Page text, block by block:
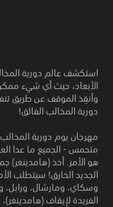
استكشف عالم دورية
الأبعاد، حيث أي شيء
وأنقِذ الموقف عن طريق
دورية المخالب الفائق!
مهرجان يوم دورية
متحمس - الجميع ما عدا
هو الأمر. أخذ
الجديد الخارق! سيتطلب
وسكاي، ومارشال، ورابل،
الفريدة لإيقاف